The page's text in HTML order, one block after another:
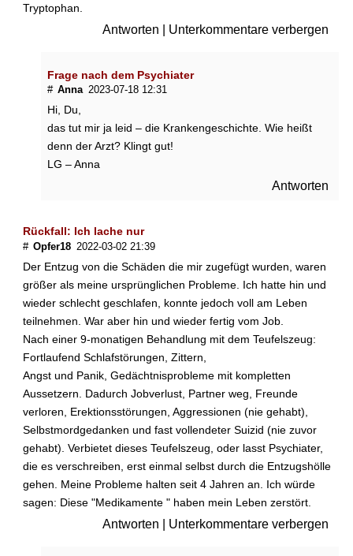
Tryptophan.
Antworten Unterkommentare verbergen
Frage nach dem Psychiater
# Anna 2023-07-18 12:31
Hi, Du,
das tut mir ja leid – die Krankengeschichte. Wie heißt
denn der Arzt? Klingt gut!
LG – Anna
Antworten
Rückfall: Ich lache nur
# Opfer18 2022-03-02 21:39
Der Entzug von die Schäden die mir zugefügt wurden, waren
größer als meine ursprünglichen Probleme. Ich hatte hin und
wieder schlecht geschlafen, konnte jedoch voll am Leben
teilnehmen. War aber hin und wieder fertig vom Job.
Nach einer 9-monatigen Behandlung mit dem Teufelszeug:
Fortlaufend Schlafstörungen, Zittern,
Angst und Panik, Gedächtnisprobleme mit kompletten
Aussetzern. Dadurch Jobverlust, Partner weg, Freunde
verloren, Erektionsstörungen, Aggressionen (nie gehabt),
Selbstmordgedanken und fast vollendeter Suizid (nie zuvor
gehabt). Verbietet dieses Teufelszeug, oder lasst Psychiater,
die es verschreiben, erst einmal selbst durch die Entzugshölle
gehen. Meine Probleme halten seit 4 Jahren an. Ich würde
sagen: Diese "Medikamente " haben mein Leben zerstört.
Antworten Unterkommentare verbergen
e
e
e
l
l
e
c
h
b
e
d
g
t
?
►
Krankheiten